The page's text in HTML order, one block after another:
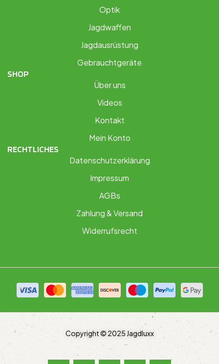
Optik
Jagdwaffen
Jagdausrüstung
Gebrauchtgeräte
SHOP
Über uns
Videos
Kontakt
Mein Konto
RECHTLICHES
Datenschutzerklärung
Impressum
AGBs
Zahlung & Versand
Widerrufsrecht
Copyright © 2025 Jagdluxx